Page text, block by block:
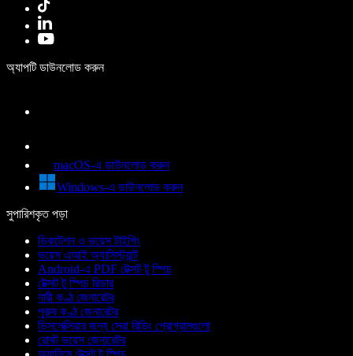
অ্যাপটি ডাউনলোড করুন
macOS-এ ডাউনলোড করুন
Windows-এ ডাউনলোড করুন
সুপারিশকৃত পড়া
ডিকটেশন ও ভয়েস টাইপিং
ভয়েস এআই অ্যাসিস্ট্যান্ট
Android-এ PDF টেক্সট টু স্পিচ
টেক্সট টু স্পিচ রিডার
নারী কণ্ঠ জেনারেটর
পুরুষ কণ্ঠ জেনারেটর
ডিসলেক্সিয়ার জন্য সেরা রিডিং প্রোগ্রামগুলো
রোবট ভয়েস জেনারেটর